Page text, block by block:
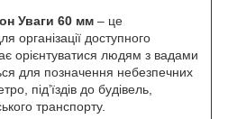
Уваги 60 мм – це
організації доступного
орієнтуватися людям з вадами
для позначення небезпечних
під’їздів до будівель,
транспорту.